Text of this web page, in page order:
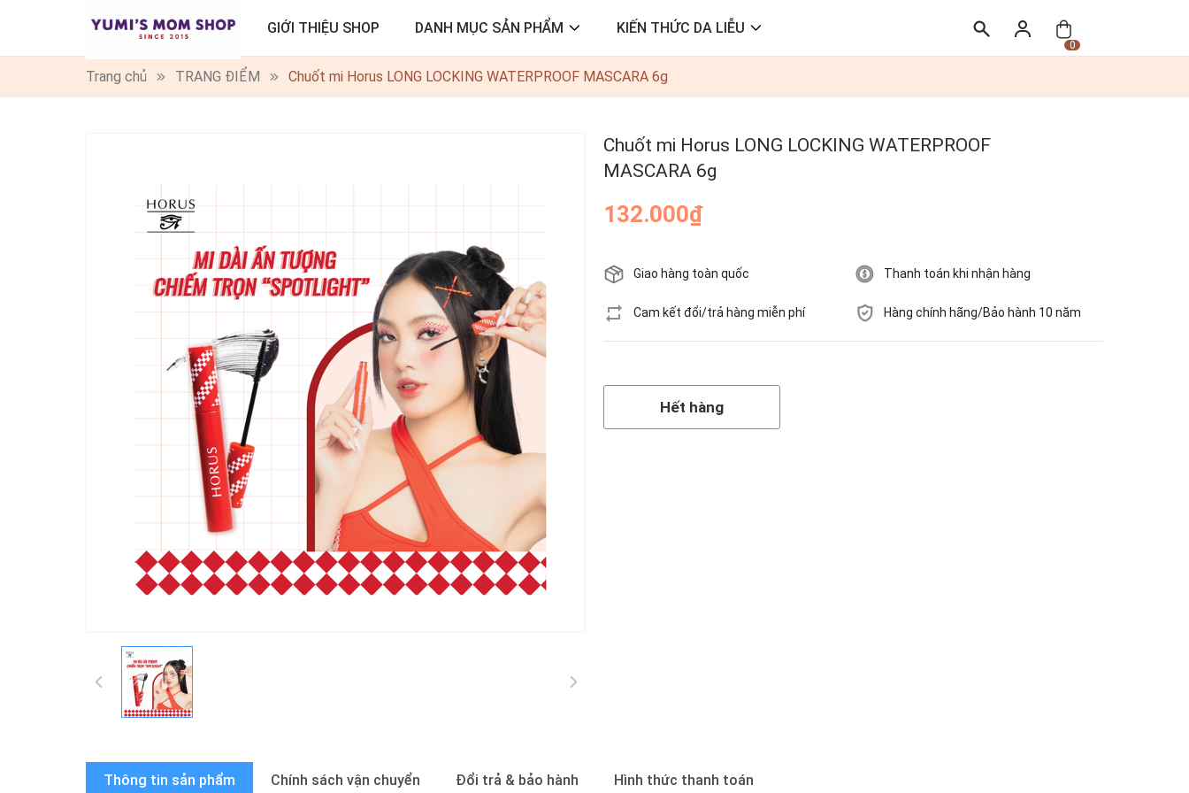
GIỚI THIỆU SHOP DANH MỤC SẢN PHẨM KIẾN THỨC DA LIỄU
0
Trang chủ TRANG ĐIỂM Chuốt mi Horus LONG LOCKING WATERPROOF MASCARA 6g
Chuốt mi Horus LONG LOCKING WATERPROOF
MASCARA 6g
132.000₫
Giao hàng toàn quốc Thanh toán khi nhận hàng
Cam kết đổi/trả hàng miễn phí Hàng chính hãng/Bảo hành 10 năm
Hết hàng
Thông tin sản phẩm Chính sách vận chuyển Đổi trả & bảo hành Hình thức thanh toán